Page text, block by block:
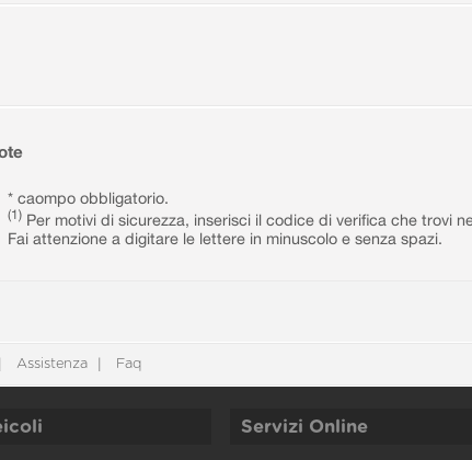
* caompo obbligatorio.
(1) Per motivi di sicurezza, inserisci il codice di verifica che trovi
Fai attenzione a digitare le lettere in minuscolo e senza spazi.
Assistenza Faq
Servizi Online